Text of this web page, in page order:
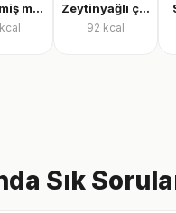
Közlenmiş mısır
kcal
Zeytinyağlı çalı fasulyesi
92 kcal
Sık